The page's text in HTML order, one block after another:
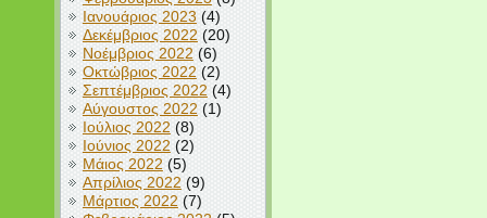
Ιανουάριος 2023 (4)
Δεκέμβριος 2022 (20)
Νοέμβριος 2022 (6)
Οκτώβριος 2022 (2)
Σεπτέμβριος 2022 (4)
Αύγουστος 2022 (1)
Ιούλιος 2022 (8)
Ιούνιος 2022 (2)
Μάιος 2022 (5)
Απρίλιος 2022 (9)
Μάρτιος 2022 (7)